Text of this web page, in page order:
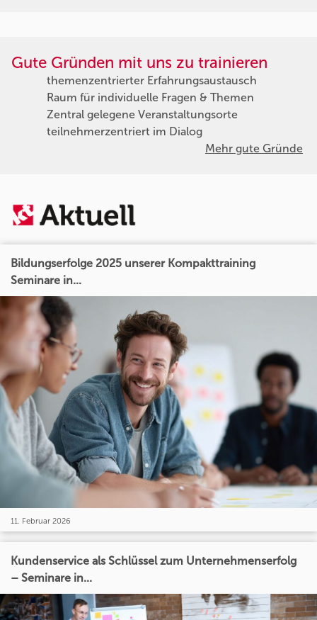
Gute Gründen mit uns zu trainieren
themenzentrierter Erfahrungsaustausch
Raum für individuelle Fragen & Themen
Zentral gelegene Veranstaltungsorte
teilnehmerzentriert im Dialog
Mehr gute Gründe
Bildungserfolge 2025 unserer Kompakttraining
Seminare in...
11. Februar 2026
Kundenservice als Schlüssel zum Unternehmenserfolg
– Seminare in...